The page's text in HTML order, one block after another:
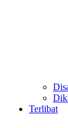
Terlibat